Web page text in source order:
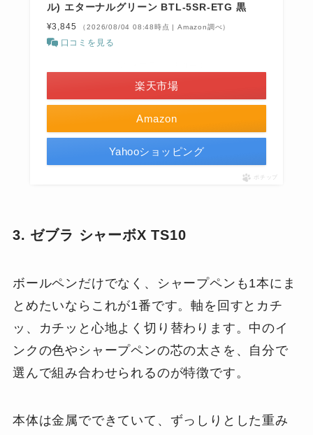
ル) エターナルグリーン BTL-5SR-ETG 黒
¥3,845 （2026/08/04 08:48時点 | Amazon調べ）
口コミを見る
Amazon
楽天市場
Yahooショッピング
ポチップ
3. ゼブラ シャーボX TS10
ボールペンだけでなく、シャープペンも1本にま
とめたいならこれが1番です。軸を回すとカチ
ッ、カチッと心地よく切り替わります。中のイ
ンクの色やシャープペンの芯の太さを、自分で
選んで組み合わせられるのが特徴です。
本体は金属でできていて、ずっしりとした重み